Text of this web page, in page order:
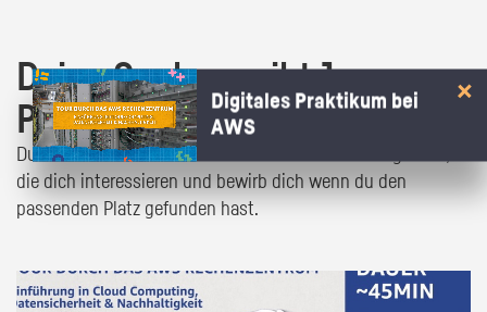
Deine Suche ergibt 1
Praktikumsangebot!
Du bist fast da! Klick dich durch die Praktikumsangebote,
die dich interessieren und bewirb dich wenn du den
passenden Platz gefunden hast.
Digitales Praktikum bei
AWS